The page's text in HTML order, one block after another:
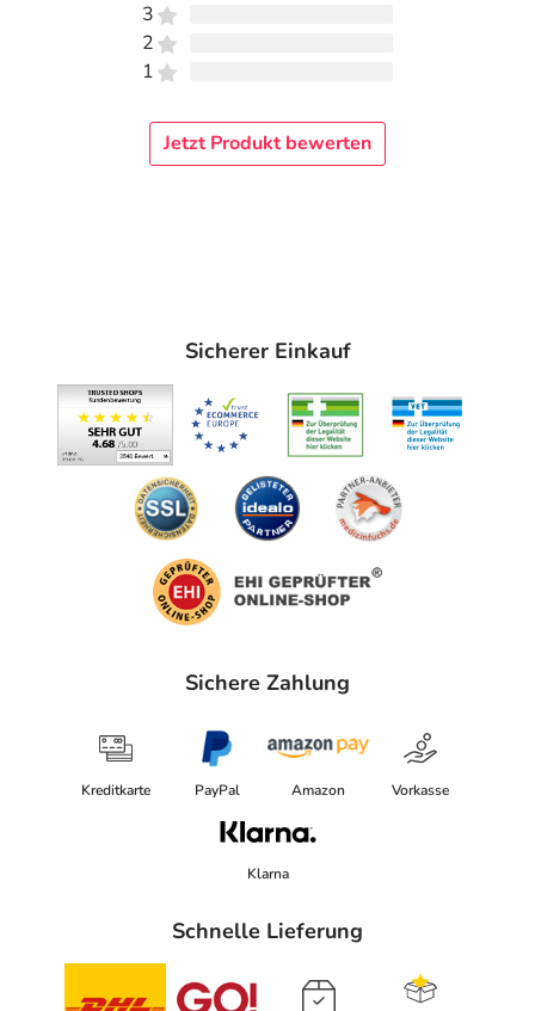
Aqua, Propylene Glycol, Glycerin, Urea, Caprylyl/Capryl
Glucoside, Phenoxyethanol, Carbomer, Allantoin, Sodium
Angaben gem. EU-Produktsicherheitsverordnung (GPSR)
anzeigen
PDF des Beipackzettels
können Sie sich oben
herunterladen.
3
2
1
Jetzt Produkt bewerten
Sicherer Einkauf
Sichere Zahlung
Kreditkarte PayPal Amazon Vorkasse
Klarna
Schnelle Lieferung